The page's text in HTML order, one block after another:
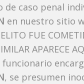
caso penal
en nuestro sitio
FUE
, se presumen